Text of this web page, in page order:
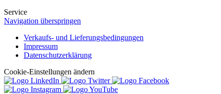
Service
Navigation überspringen
Verkaufs- und Lieferungsbedingungen
Impressum
Datenschutzerklärung
Cookie-Einstellungen ändern